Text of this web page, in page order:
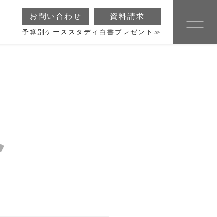
お問い合わせ 資料請求
予算別ケーススタディ白書プレゼント≫